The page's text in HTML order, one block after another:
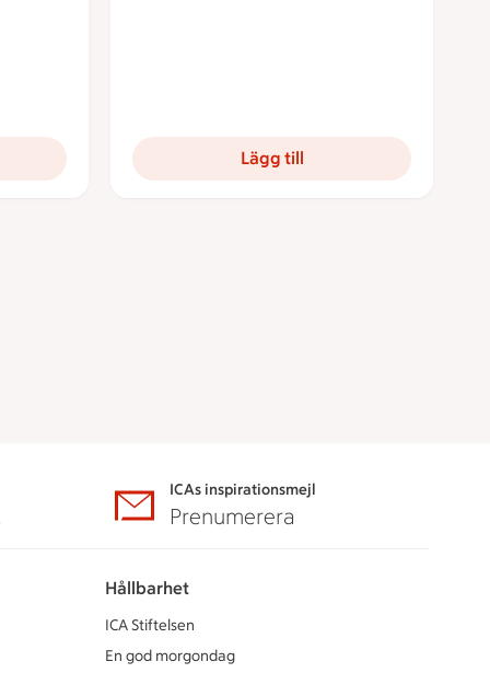
Lägg till
ICAs inspirationsmejl
Prenumerera
Hållbarhet
ICA Stiftelsen
En god morgondag